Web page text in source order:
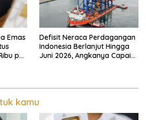
Emas
per
Defisit Neraca Perdagangan
Indonesia Berlanjut Hingga
Juni 2026, Angkanya Capai
kamu